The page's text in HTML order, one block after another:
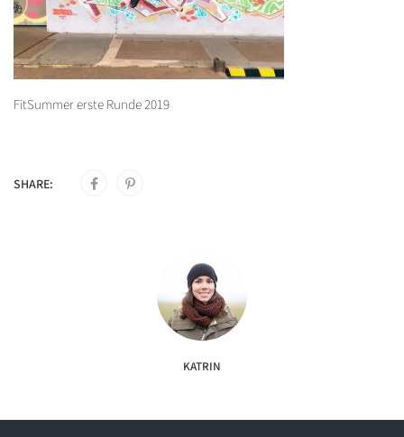
FitSummer erste Runde 2019
SHARE:
KATRIN